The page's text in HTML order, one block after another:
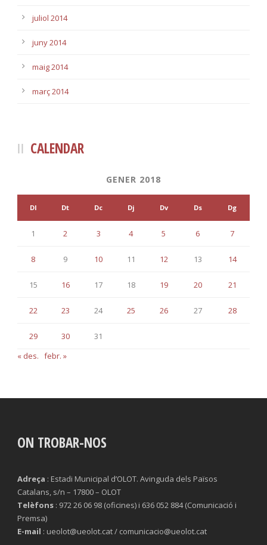
juliol 2014
juny 2014
maig 2014
març 2014
CALENDAR
GENER 2018
Dl Dt Dc Dj Dv Ds Dg
1 2 3 4 5 6 7
8 9 10 11 12 13 14
15 16 17 18 19 20 21
22 23 24 25 26 27 28
29 30
31
« des. febr. »
ON TROBAR-NOS
Adreça : Estadi Municipal d’OLOT. Avinguda dels Països
Catalans, s/n – 17800 – OLOT
Telèfons : 972 26 06 98 (oficines) i 636 052 884 (Comunicació i
Premsa)
E-mail : ueolot@ueolot.cat / comunicacio@ueolot.cat